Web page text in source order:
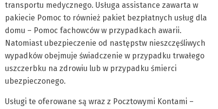
transportu medycznego. Usługa assistance zawarta w
pakiecie Pomoc to również pakiet bezpłatnych usług dla
domu – Pomoc fachowców w przypadkach awarii.
Natomiast ubezpieczenie od następstw nieszczęśliwych
wypadków obejmuje świadczenie w przypadku trwałego
uszczerbku na zdrowiu lub w przypadku śmierci
ubezpieczonego.
Usługi te oferowane są wraz z Pocztowymi Kontami –